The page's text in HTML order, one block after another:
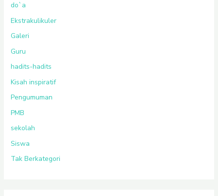
do`a
Ekstrakulikuler
Galeri
Guru
hadits-hadits
Kisah inspiratif
Pengumuman
PMB
sekolah
Siswa
Tak Berkategori